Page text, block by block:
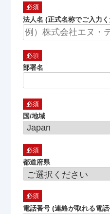
法人名 (正式名称でご入力
部署名
国/地域
都道府県
電話番号 (連絡が取れる電